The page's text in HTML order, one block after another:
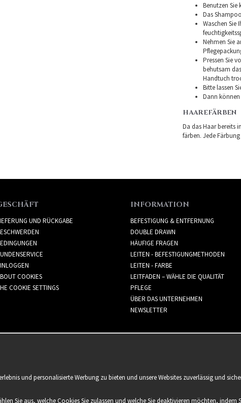
Benutzen Sie
Das
Waschen Sie
Nehmen Sie
Pressen Sie
behutsam
Handtuch
Bitte lassen
Dann können
HAAREFÄRBEN
Da das Haar bereits
färben. Jede
UND RÜCKGABE
COOKIES
COOKIE SETTINGS
INFORMATION
BEFESTIGUNG & ENTFERNUNG
DOUBLE DRAWN
HÄUFIGE FRAGEN
LEITEN - BEFESTIGUNGMETHODEN
LEITEN - FARBE
LEITFADEN – WÄHLE DIE QUALITÄT
PFLEGE
ÜBER DAS UNTERNEHMEN
NEWSLETTER
und personalisierte Werbung zu bieten und unsere Websites zuverlässig und
Sie aus, welche Cookies Sie zulassen und welche Sie deaktivieren möchten, indem